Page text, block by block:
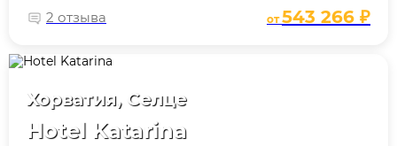
2 отзыва от543 266 ₽
Хорватия, Селце
Hotel Katarina